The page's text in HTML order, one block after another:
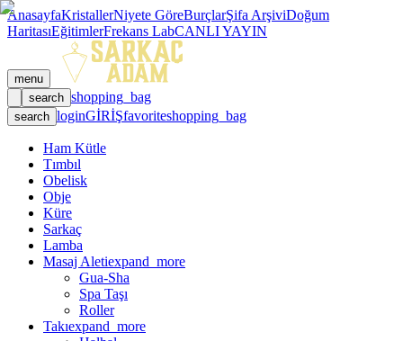
AnasayfaKristallerNiyete GöreBurçlarŞifa ArşiviDoğum
HaritasıEğitimlerFrekans LabCANLI YAYIN
menu
search shopping_bag
search loginGİRİŞfavoriteshopping_bag
Ham Kütle
Tımbıl
Obelisk
Obje
Küre
Sarkaç
Lamba
Masaj Aletiexpand_more
Gua-Sha
Spa Taşı
Roller
Takıexpand_more